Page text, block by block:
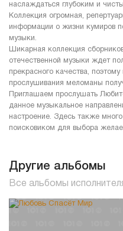
наслаждаться глубоким и
Коллекция огромная,
информации о жизни кумиров
музыки.
Шикарная коллекция
отечественной музыки ждет
прекрасного качества,
прослушивания меломаны
Приглашаем прослушать
данное музыкальное
настроение. Здесь также
поисковиком для выбора
Другие альбомы
Все альбомы